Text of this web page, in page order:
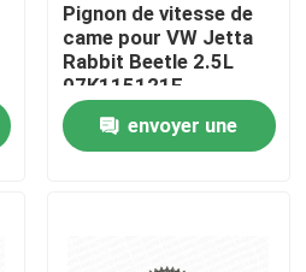
Pignon de vitesse de
came pour VW Jetta
Rabbit Beetle 2.5L
07K115121E
envoyer une